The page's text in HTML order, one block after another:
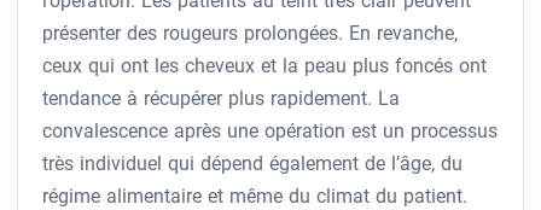
présenter des rougeurs prolongées. En revanche,
ceux qui ont les cheveux et la peau plus foncés ont
tendance à récupérer plus rapidement. La
convalescence après une opération est un processus
très individuel qui dépend également de l’âge, du
régime alimentaire et même du climat du patient.